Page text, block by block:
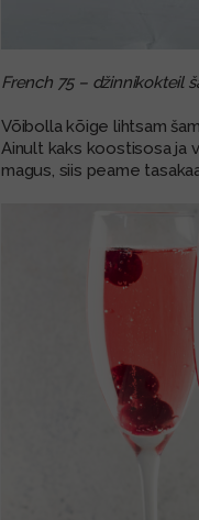
French 75 – džinnikokteil
Võibolla kõige lihtsam
Ainult kaks koostisosa ja
magus, siis peame